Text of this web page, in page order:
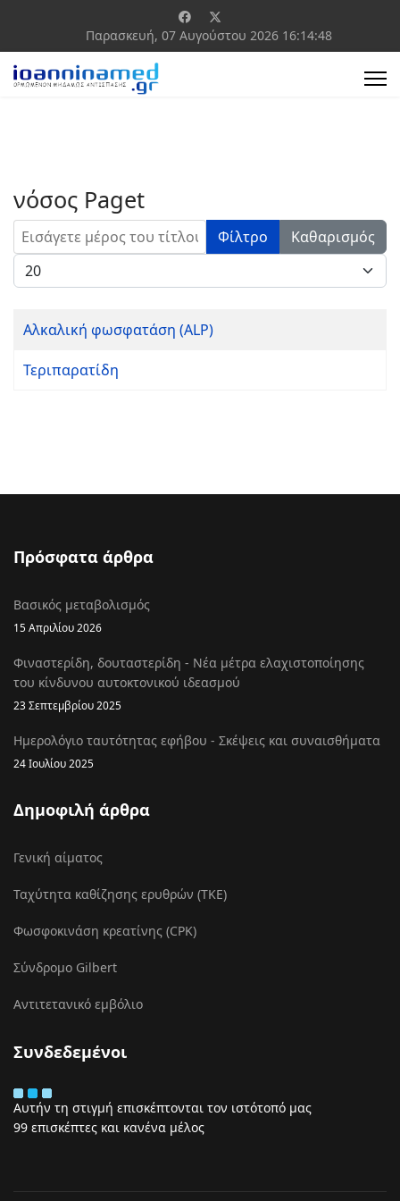
Παρασκευή, 07 Αυγούστου 2026 16:14:48
νόσος Paget
Εισάγετε μέρος του τίτλου. Φίλτρο
Καθαρισμός
Εμφάνιση #
Αλκαλική φωσφατάση (ALP)
Τεριπαρατίδη
Πρόσφατα άρθρα
Βασικός μεταβολισμός
15 Απριλίου 2026
Φιναστερίδη, δουταστερίδη - Νέα μέτρα ελαχιστοποίησης
του κίνδυνου αυτοκτονικού ιδεασμού
23 Σεπτεμβρίου 2025
Ημερολόγιο ταυτότητας εφήβου - Σκέψεις και συναισθήματα
24 Ιουλίου 2025
Δημοφιλή άρθρα
Γενική αίματος
Ταχύτητα καθίζησης ερυθρών (ΤΚΕ)
Φωσφοκινάση κρεατίνης (CPK)
Σύνδρομο Gilbert
Αντιτετανικό εμβόλιο
Συνδεδεμένοι
Αυτήν τη στιγμή επισκέπτονται τον ιστότοπό μας
99 επισκέπτες και κανένα μέλος